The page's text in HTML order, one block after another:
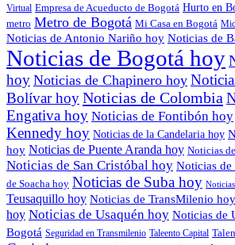
Virtual Empresa de Acueducto de Bogotá Hurto en
metro Metro de Bogotá Mi Casa en Bogotá
Noticias de Antonio Nariño hoy Noticias de
Noticias de Bogotá hoy
hoy Noticias de Chapinero hoy
Bolívar hoyNoticias de Colombia
Engativa hoy Noticias de Fontibón hoy
Kennedy hoy Noticias de la Candelaria hoy
hoy Noticias de Puente Aranda hoy Noticias
Noticias de San Cristóbal hoy Noticias de
de Soacha hoy Noticias de Suba hoy
Teusaquillo hoy Noticias de TransMilenio hoy
hoy Noticias de Usaquén hoy Noticias de
Bogotá Seguridad en Transmilenio Taleento Capital